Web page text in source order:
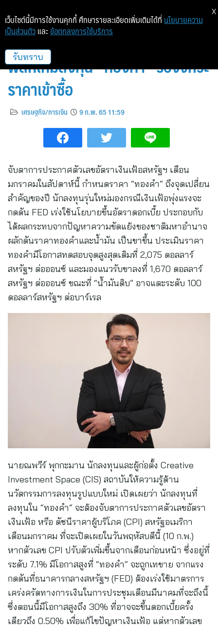
จับตาเงินเฟ้อสหรัฐฯ เดือน ม.ค.
พลิกเกมลงทุน “ทองคำ” รอจังหวะ
ราคาเข้าซื้อ
เศรษฐกิจ/การเงิน 9 ก.พ. 65 11:59
จับตาการประกาศตัวเลขอัตราเงินเฟ้อสหรัฐฯ เดือน
มกราคมในสัปดาห์นี้ กำหนดราคา “ทองคำ” ถึงจุดเปลี่ยน
สำคัญของปี นักลงทุนรุ่นใหม่มองกรณีเงินเฟ้อพุ่งแรงจะ
กดดัน FED เร่งใช้นโยบายขึ้นอัตราดอกเบี้ย ประกอบกับ
ได้ผลกระทบจากปัญหาความขัดแย้งของชาติมหาอำนาจ
ผลักดันราคาทองคำและน้ำมัน เป็นขาขึ้น ประเมินราคา
ทองคำมีโอกาสทดสอบจุดสูงสุดเดิมที่ 2,075 ดอลลาร์
สหรัฐฯ ต่อออนซ์ และมองแนวรับขาลงที่ 1,670 ดอลลาร์
สหรัฐฯ ต่อออนซ์ ขณะที่ “น้ำมันดิบ” อาจแตะระดับ 100
ดอลลาร์สหรัฐฯ ต่อบาร์เรล
นายณพวีร์ พุกกะมาน นักลงทุนและผู้ก่อตั้ง Creative
Investment Space (CIS) สถาบันให้ความรู้ด้าน
นวัตกรรมการลงทุนรูปแบบใหม่ เปิดเผยว่า นักลงทุนที่
ลงทุนใน “ทองคำ” จะต้องจับตาการประกาศตัวเลขอัตรา
เงินเฟ้อ หรือ ดัชนีราคาผู้บริโภค (CPI) สหรัฐอเมริกา
เดือนมกราคม ที่จะเปิดเผยในวันพฤหัสบดีนี้ (10 ก.พ.)
หากตัวเลข CPI ปรับตัวเพิ่มขึ้นจากเดือนก่อนหน้า ซึ่งอยู่ที่
ระดับ 7.1% มีโอกาสสูงที่ “ทองคำ” จะถูกเทขาย จากแรง
กดดันที่ธนาคารกลางสหรัฐฯ (FED) ต้องเร่งใช้มาตรการ
เคร่งครัดทางการเงินในการประชุมเดือนมีนาคมที่จะถึงนี้
ซึ่งตอนนี้มีโอกาสสูงถึง 30% ที่อาจจะขึ้นดอกเบี้ยครั้ง
เดียวถึง 0.50% เพื่อแก้ไขปัญหาเงินเฟ้อ แต่หากตัวเลข
เว็บไซต์นี้มีการใช้งานคุกกี้ ศึกษารายละเอียดเพิ่มเติมได้ที่ นโยบายความ
เป็นส่วนตัว และ ข้อตกลงการใช้บริการ
รับทราบ
X